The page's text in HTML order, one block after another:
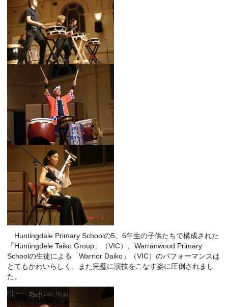
Huntingdale Primary Schoolの5、6年生の子供たちで構成された
「Huntingdele Taiko Group」（VIC）、Warranwood Primary
Schoolの生徒による「Warrior Daiko」（VIC）のパフォーマンスは
とてもかわいらしく、また完璧に演技をこなす姿に圧倒されまし
た。